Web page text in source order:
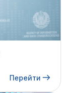
Перейти